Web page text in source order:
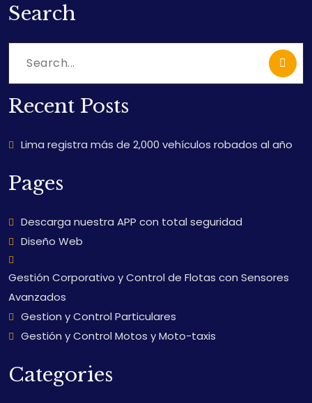
Search
Search
Recent Posts
Lima registra más de 2,000 vehículos robados al año
Pages
Descarga nuestra APP con total seguridad
Diseño Web
Gestión Corporativo y Control de Flotas con Sensores
Avanzados
Gestion y Control Particulares
Gestión y Control Motos y Moto-taxis
Categories